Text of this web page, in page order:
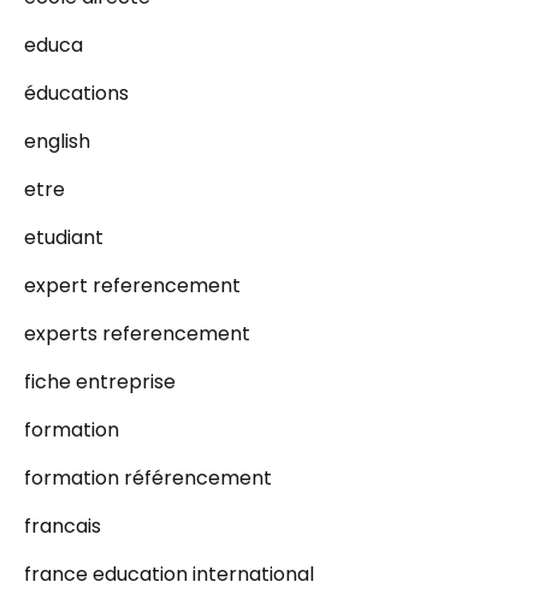
educa
éducations
english
etre
etudiant
expert referencement
experts referencement
fiche entreprise
formation
formation référencement
francais
france education international